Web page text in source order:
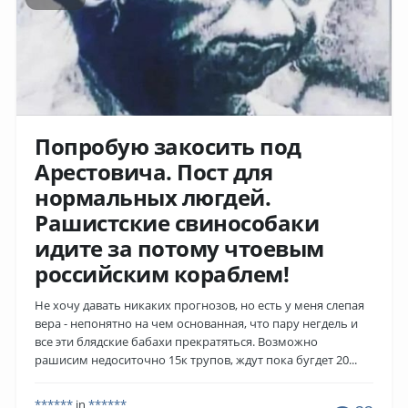
Попробую закосить под
Арестовича. Пост для
нормальных люгдей.
Рашистские свинособаки
идите за потому чтоевым
российским кораблем!
Не хочу давать никаких прогнозов, но есть у меня слепая
вера - непонятно на чем основанная, что пару негдель и
все эти блядские бабахи прекратяться. Возможно
рашисим недоситочно 15к трупов, ждут пока бугдет 20...
****** in ******